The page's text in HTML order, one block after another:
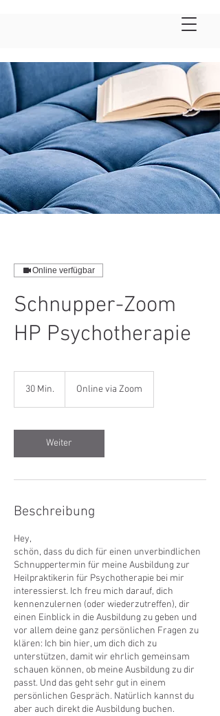
Online verfügbar
Schnupper-Zoom
HP Psychotherapie
30 Min.
i
n
.
Online via Zoom
Weiter
Beschreibung
Hey,
schön, dass du dich für einen unverbindlichen
Schnuppertermin für meine Ausbildung zur
Heilpraktikerin für Psychotherapie bei mir
interessierst. Ich freu mich darauf, dich
kennenzulernen (oder wiederzutreffen), dir
einen Einblick in die Ausbildung zu geben und
vor allem deine ganz persönlichen Fragen zu
klären: Ich bin hier, um dich dich zu
unterstützen, damit wir ehrlich gemeinsam
schauen können, ob meine Ausbildung zu dir
passt. Und das geht sehr gut in einem
persönlichen Gespräch. Natürlich kannst du
aber auch direkt die Ausbildung buchen.